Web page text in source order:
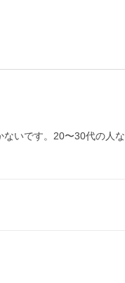
いです。20〜30代の人